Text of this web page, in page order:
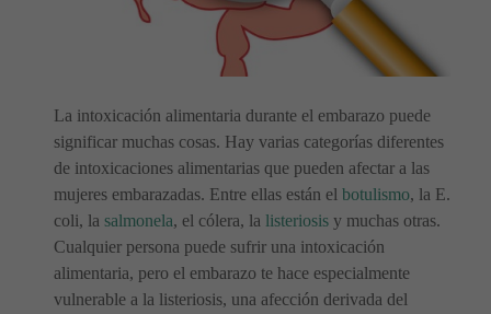
La intoxicación alimentaria durante el embarazo puede
significar muchas cosas. Hay varias categorías diferentes
de intoxicaciones alimentarias que pueden afectar a las
mujeres embarazadas. Entre ellas están el botulismo, la E.
coli, la salmonela, el cólera, la listeriosis y muchas otras.
Cualquier persona puede sufrir una intoxicación
alimentaria, pero el embarazo te hace especialmente
vulnerable a la listeriosis, una afección derivada del